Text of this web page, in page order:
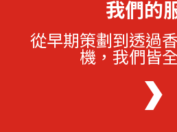
我們的
從早期策劃到透過
機，我們皆